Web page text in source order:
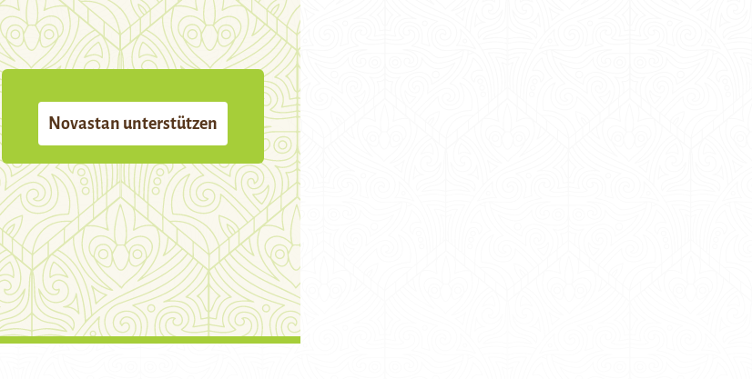
Novastan unterstützen